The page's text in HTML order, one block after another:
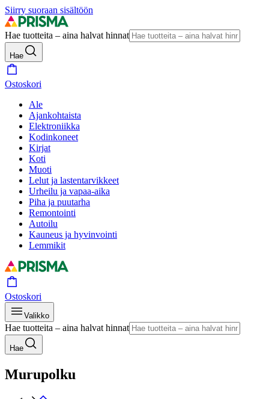
Siirry suoraan sisältöön
Hae tuotteita – aina halvat hinnat
Hae
Ostoskori
Ale
Ajankohtaista
Elektroniikka
Kodinkoneet
Kirjat
Koti
Muoti
Lelut ja lastentarvikkeet
Urheilu ja vapaa-aika
Piha ja puutarha
Remontointi
Autoilu
Kauneus ja hyvinvointi
Lemmikit
Ostoskori
Valikko
Hae tuotteita – aina halvat hinnat
Hae
Murupolku